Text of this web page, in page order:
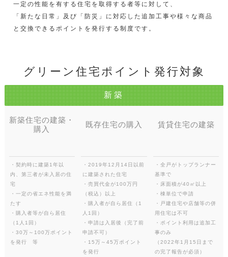
一定の性能を有する住宅を取得する者等に対して、
「新たな日常」及び「防災」に対応した追加工事や様々な商品
と交換できるポイントを発行する制度です。
グリーン住宅ポイント発行対象
新築
新築住宅の建築・
購入
・契約時に建築1年以
内、第三者が未入居の住
宅
・一定の省エネ性能を満
たす
・購入者等が自ら居住
（1人1回）
・30万～100万ポイント
を発行 等
既存住宅の購入
・2019年12月14日以前
に建築された住宅
・売買代金が100万円
（税込）以上
・購入者が自ら居住（1
人1回）
・申請は入居後（完了前
申請不可）
・15万～45万ポイント
を発行
賃貸住宅の建築
・全戸がトップランナー
基準で
・床面積が40㎡以上
・棟単位で申請
・戸建住宅や店舗等の併
用住宅は不可
・ポイント利用は追加工
事のみ
（2022年1月15日まで
の完了報告が必須）